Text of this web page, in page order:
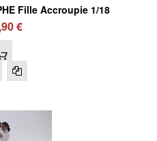
Fille Accroupie 1/18
€